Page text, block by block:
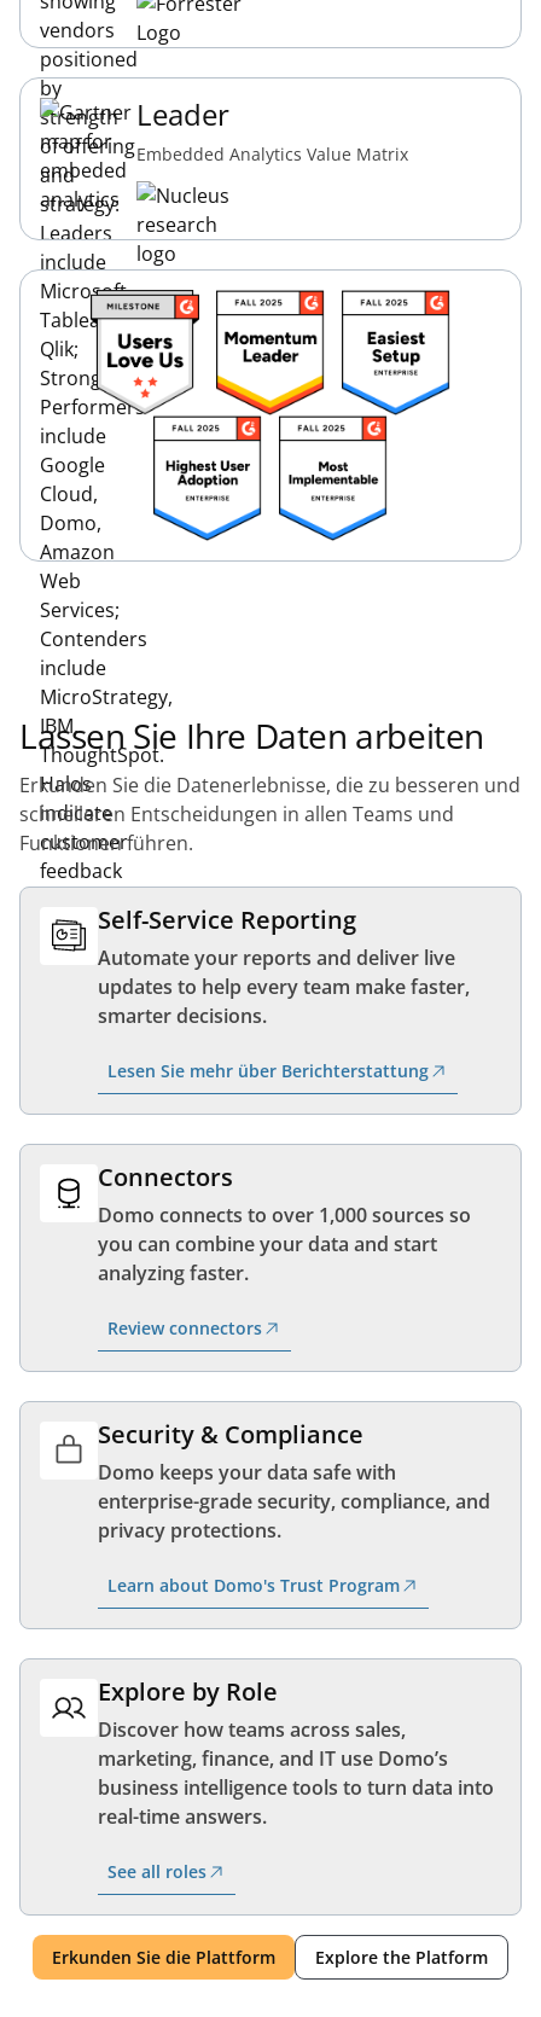
Leader
Embedded Analytics Value Matrix
Lassen Sie Ihre Daten arbeiten
Erkunden Sie die Datenerlebnisse, die zu besseren und
schnelleren Entscheidungen in allen Teams und
Funktionen führen.
Self-Service Reporting
Automate your reports and deliver live
updates to help every team make faster,
smarter decisions.
Lesen Sie mehr über Berichterstattung
Connectors
Domo connects to over 1,000 sources so
you can combine your data and start
analyzing faster.
Review connectors
Security & Compliance
Domo keeps your data safe with
enterprise-grade security, compliance, and
privacy protections.
Learn about Domo's Trust Program
Explore by Role
Discover how teams across sales,
marketing, finance, and IT use Domo’s
business intelligence tools to turn data into
real-time answers.
See all roles
Erkunden Sie die Plattform Explore the Platform